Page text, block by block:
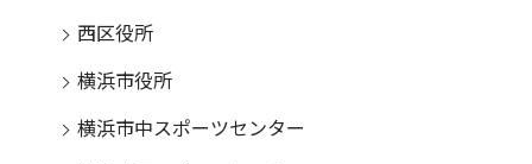
西区役所
横浜市役所
横浜市中スポーツセンター